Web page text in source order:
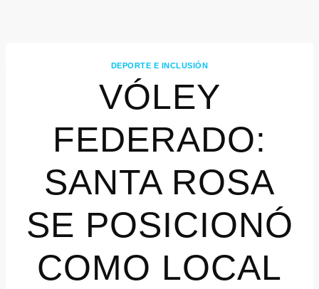
DEPORTE E INCLUSIÓN
VÓLEY
FEDERADO:
SANTA ROSA
SE POSICIONÓ
COMO LOCAL